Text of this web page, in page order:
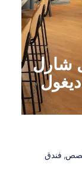
شارل
, فندق